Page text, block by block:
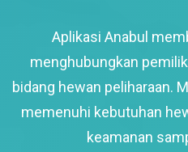
Aplikasi Anabul
menghubungkan
bidang hewan peliharaan.
memenuhi kebutuhan
keamanan